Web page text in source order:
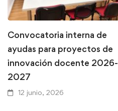
Convocatoria interna de
ayudas para proyectos de
innovación docente 2026-
2027
12 junio, 2026